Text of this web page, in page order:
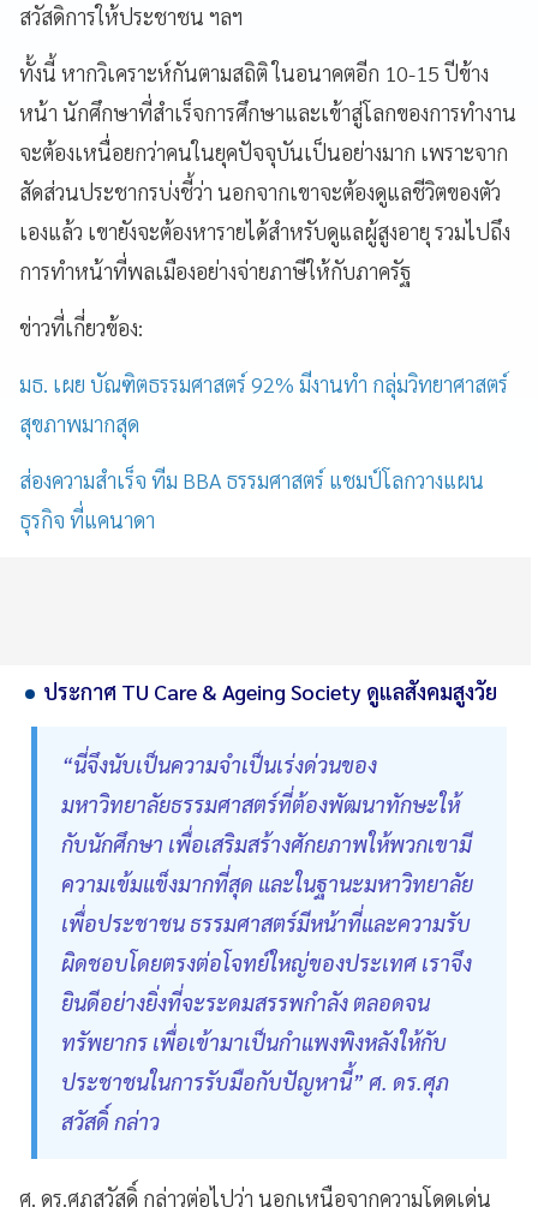
สวัสดิการให้ประชาชน ฯลฯ
ทั้งนี้ หากวิเคราะห์กันตามสถิติ ในอนาคตอีก 10-15 ปีข้าง
หน้า นักศึกษาที่สำเร็จการศึกษาและเข้าสู่โลกของการทำงาน
จะต้องเหนื่อยกว่าคนในยุคปัจจุบันเป็นอย่างมาก เพราะจาก
สัดส่วนประชากรบ่งชี้ว่า นอกจากเขาจะต้องดูแลชีวิตของตัว
เองแล้ว เขายังจะต้องหารายได้สำหรับดูแลผู้สูงอายุ รวมไปถึง
การทำหน้าที่พลเมืองอย่างจ่ายภาษีให้กับภาครัฐ
ข่าวที่เกี่ยวข้อง:
มธ. เผย บัณฑิตธรรมศาสตร์ 92% มีงานทำ กลุ่มวิทยาศาสตร์
สุขภาพมากสุด
ส่องความสำเร็จ ทีม BBA ธรรมศาสตร์ แชมป์โลกวางแผน
ธุรกิจ ที่แคนาดา
ประกาศ TU Care & Ageing Society ดูแลสังคมสูงวัย
“นี่จึงนับเป็นความจำเป็นเร่งด่วนของ
มหาวิทยาลัยธรรมศาสตร์ที่ต้องพัฒนาทักษะให้
กับนักศึกษา เพื่อเสริมสร้างศักยภาพให้พวกเขามี
ความเข้มแข็งมากที่สุด และในฐานะมหาวิทยาลัย
เพื่อประชาชน ธรรมศาสตร์มีหน้าที่และความรับ
ผิดชอบโดยตรงต่อโจทย์ใหญ่ของประเทศ เราจึง
ยินดีอย่างยิ่งที่จะระดมสรรพกำลัง ตลอดจน
ทรัพยากร เพื่อเข้ามาเป็นกำแพงพิงหลังให้กับ
ประชาชนในการรับมือกับปัญหานี้” ศ. ดร.ศุภ
สวัสดิ์ กล่าว
ศ. ดร.ศุภสวัสดิ์ กล่าวต่อไปว่า นอกเหนือจากความโดดเด่น